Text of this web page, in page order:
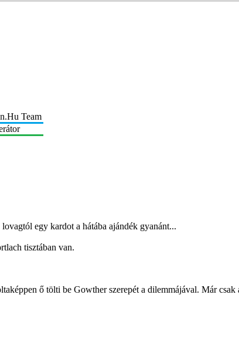
Team
egy kardot a hátába ajándék gyanánt...
tisztában van.
ő tölti be Gowther szerepét a dilemmájával. Már csak